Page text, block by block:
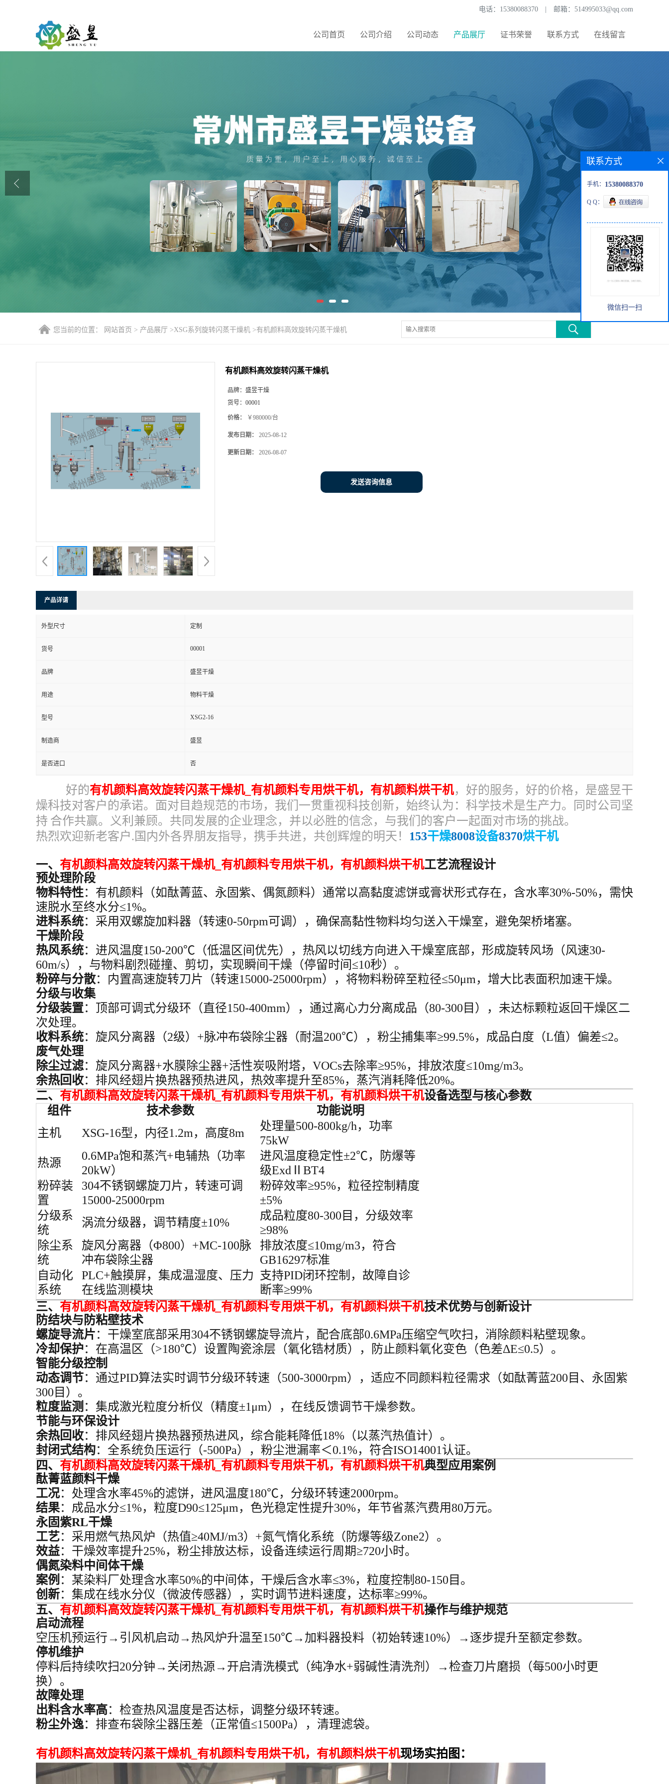
电话： 15380088370 邮箱： 514995033@qq.com
公司首页 公司介绍 公司动态 产品展厅 证书荣誉 联系方式 在线留言
公司首页
在线留言
您当前的位置： 网站首页 > 产品展厅 >XSG系列旋转闪蒸干燥机 >有机颜料高效旋转闪蒸干燥机
有机颜料高效旋转闪蒸干燥机
品牌： 盛昱干燥
货号： 00001
价格： ￥980000/台
发布日期： 2025-08-12
更新日期： 2026-08-07
发送咨询信息
产品详请
外型尺寸 定制
货号 00001
品牌 盛昱干燥
用途 物料干燥
型号 XSG2-16
制造商 盛昱
是否进口 否
好的有机颜料高效旋转闪蒸干燥机_有机颜料专用烘干机， 有机颜料烘干机，好的服务，好的价格，是盛昱干
燥科技对客户的承诺。面对目趋规范的市场，我们一贯重视科技创新，始终认为：科学技术是生产力。同时公司坚
持 合作共赢。义利兼顾。共同发展的企业理念，并以必胜的信念，与我们的客户一起面对市场的挑战。
热烈欢迎新老客户.国内外各界朋友指导，携手共进，共创辉煌的明天！ 153干燥8008设备8370烘干机
一、 有机颜料高效旋转闪蒸干燥机_有机颜料专用烘干机， 有机颜料烘干机工艺流程设计
预处理阶段
物料特性：有机颜料（如酞菁蓝、永固紫、偶氮颜料）通常以高黏度滤饼或膏状形式存在，含水率30%-50%，需快
速脱水至终水分≤1%。
进料系统：采用双螺旋加料器（转速0-50rpm可调），确保高黏性物料均匀送入干燥室，避免架桥堵塞。
干燥阶段
热风系统：进风温度150-200℃（低温区间优先），热风以切线方向进入干燥室底部，形成旋转风场（风速30-
60m/s），与物料剧烈碰撞、剪切，实现瞬间干燥（停留时间≤10秒）。
粉碎与分散：内置高速旋转刀片（转速15000-25000rpm），将物料粉碎至粒径≤50μm，增大比表面积加速干燥。
分级与收集
分级装置：顶部可调式分级环（直径150-400mm），通过离心力分离成品（80-300目），未达标颗粒返回干燥区二
次处理。
收料系统：旋风分离器（2级）+脉冲布袋除尘器（耐温200℃），粉尘捕集率≥99.5%，成品白度（L值）偏差≤2。
废气处理
除尘过滤：旋风分离器+水膜除尘器+活性炭吸附塔，VOCs去除率≥95%，排放浓度≤10mg/m3。
余热回收：排风经翅片换热器预热进风，热效率提升至85%，蒸汽消耗降低20%。
二、 有机颜料高效旋转闪蒸干燥机_有机颜料专用烘干机， 有机颜料烘干机设备选型与核心参数
组件
技术参数
功能说明
主机
XSG-16型，内径1.2m，高度8m
处理量500-800kg/h，功率
75kW
热源
0.6MPa饱和蒸汽+电辅热（功率
20kW）
进风温度稳定性±2℃，防爆等
级ExdⅡBT4
粉碎装
置
304不锈钢螺旋刀片，转速可调
15000-25000rpm
粉碎效率≥95%，粒径控制精度
±5%
分级系
统
涡流分级器，调节精度±10%
成品粒度80-300目，分级效率
≥98%
除尘系
统
旋风分离器（Φ800）+MC-100脉
冲布袋除尘器
排放浓度≤10mg/m3，符合
GB16297标准
自动化
系统
PLC+触摸屏，集成温湿度、压力
在线监测模块
支持PID闭环控制，故障自诊
断率≥99%
三、 有机颜料高效旋转闪蒸干燥机_有机颜料专用烘干机， 有机颜料烘干机技术优势与创新设计
防结块与防粘壁技术
螺旋导流片：干燥室底部采用304不锈钢螺旋导流片，配合底部0.6MPa压缩空气吹扫，消除颜料粘壁现象。
冷却保护：在高温区（>180℃）设置陶瓷涂层（氧化锆材质），防止颜料氧化变色（色差ΔE≤0.5）。
智能分级控制
动态调节：通过PID算法实时调节分级环转速（500-3000rpm），适应不同颜料粒径需求（如酞菁蓝200目、永固紫
300目）。
粒度监测 ：集成激光粒度分析仪（精度±1μm），在线反馈调节干燥参数。
节能与环保设计
余热回收：排风经翅片换热器预热进风，综合能耗降低18%（以蒸汽热值计）。
封闭式结构：全系统负压运行（-500Pa），粉尘泄漏率＜0.1%，符合ISO14001认证。
四、 有机颜料高效旋转闪蒸干燥机_有机颜料专用烘干机， 有机颜料烘干机典型应用案例
酞菁蓝颜料干燥
工况：处理含水率45%的滤饼，进风温度180℃，分级环转速2000rpm。
结果：成品水分≤1%，粒度D90≤125μm，色光稳定性提升30%，年节省蒸汽费用80万元。
永固紫RL干燥
工艺：采用燃气热风炉（热值≥40MJ/m3）+氮气惰化系统（防爆等级Zone2）。
效益：干燥效率提升25%，粉尘排放达标，设备连续运行周期≥720小时。
偶氮染料中间体干燥
案例 ：某染料厂处理含水率50%的中间体，干燥后含水率≤3%，粒度控制80-150目。
创新：集成在线水分仪（微波传感器），实时调节进料速度，达标率≥99%。
五、 有机颜料高效旋转闪蒸干燥机_有机颜料专用烘干机， 有机颜料烘干机操作与维护规范
启动流程
空压机预运行→引风机启动→热风炉升温至150℃→加料器投料（初始转速10%）→逐步提升至额定参数。
停机维护
停料后持续吹扫20分钟→关闭热源→开启清洗模式（纯净水+弱碱性清洗剂）→检查刀片磨损（每500小时更
换）。
故障处理
出料含水率高：检查热风温度是否达标，调整分级环转速。
粉尘外逸：排查布袋除尘器压差（正常值≤1500Pa），清理滤袋。
有机颜料高效旋转闪蒸干燥机_有机颜料专用烘干机， 有机颜料烘干机现场实拍图：
联系方式
手机： 15380088370
Q Q：
微信扫一扫